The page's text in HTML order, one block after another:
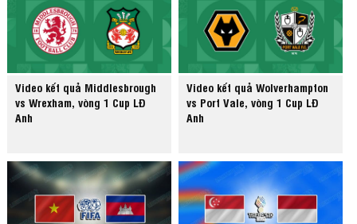
Video kết quả Middlesbrough
vs Wrexham, vòng 1 Cup LĐ
Anh
Video kết quả Wolverhampton
vs Port Vale, vòng 1 Cup LĐ
Anh